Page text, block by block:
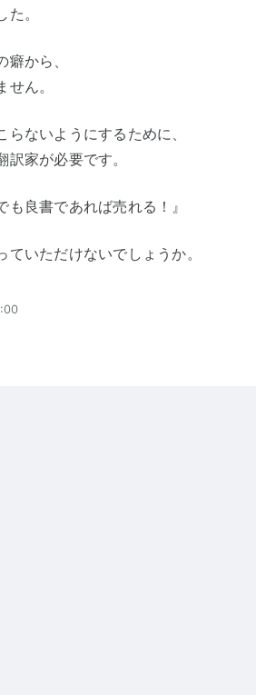
。
から、
ん。
ないようにするために、
家が必要です。
も良書であれば売れる！』
いただけないでしょうか。